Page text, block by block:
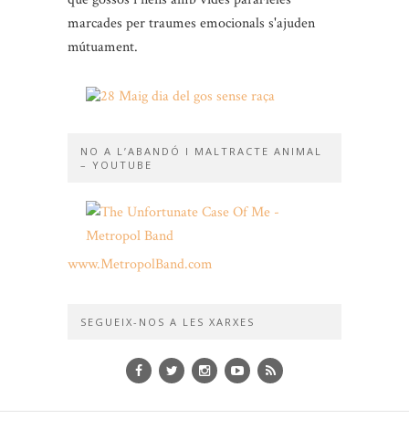
marcades per traumes emocionals s'ajuden
mútuament.
NO A L’ABANDÓ I MALTRACTE ANIMAL
– YOUTUBE
www.MetropolBand.com
SEGUEIX-NOS A LES XARXES